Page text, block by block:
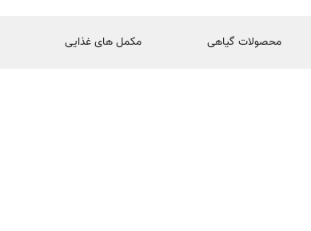
محصولات گیاهی مکمل های غذایی